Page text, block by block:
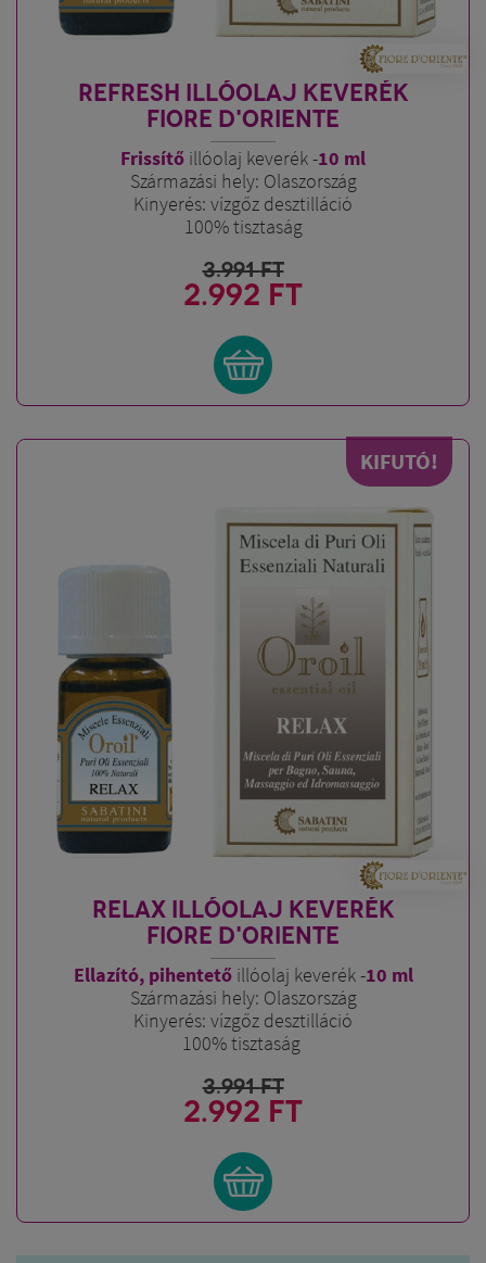
REFRESH ILLÓOLAJ KEVERÉK
FIORE D'ORIENTE
Frissítő illóolaj keverék -10 ml
Származási hely: Olaszország
Kinyerés: vízgőz desztilláció
100% tisztaság
3.991FT
2.992 FT
KIFUTÓ!
RELAX ILLÓOLAJ KEVERÉK
FIORE D'ORIENTE
Ellazító, pihentetőillóolaj keverék -10 ml
Származási hely: Olaszország
Kinyerés: vízgőz desztilláció
100% tisztaság
3.991FT
2.992 FT